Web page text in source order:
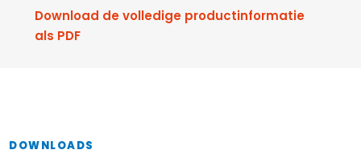
Download de volledige productinformatie
als PDF
DOWNLOADS